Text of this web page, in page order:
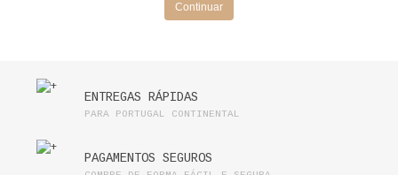
Continuar
ENTREGAS RÁPIDAS
PARA PORTUGAL CONTINENTAL
PAGAMENTOS SEGUROS